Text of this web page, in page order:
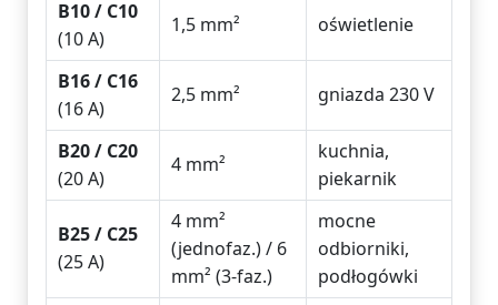
B10 / C10
(10 A)
1,5 mm² oświetlenie
B16 / C16
(16 A)
2,5 mm² gniazda 230 V
B20 / C20
(20 A)
4 mm²
kuchnia,
piekarnik
B25 / C25
(25 A)
4 mm²
(jednofaz.) / 6
mm² (3-faz.)
mocne
odbiorniki,
podłogówki